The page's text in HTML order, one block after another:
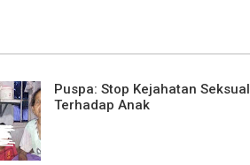
Puspa: Stop Kejahatan Seksual
Terhadap Anak